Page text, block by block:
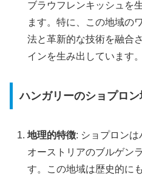
ブラウフレンキッシュを
ます。特に、この地域の
法と革新的な技術を融合
インを生み出しています。
ハンガリーのショプロン
地理的特徴: ショプロンは
オーストリアのブルゲン
す。この地域は歴史的に